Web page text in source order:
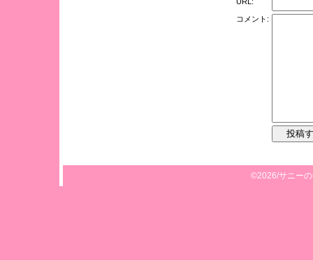
コメント:
©2026/サニー